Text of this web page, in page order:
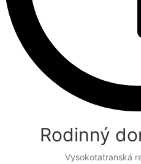
Rodinný
Vysokotatranská